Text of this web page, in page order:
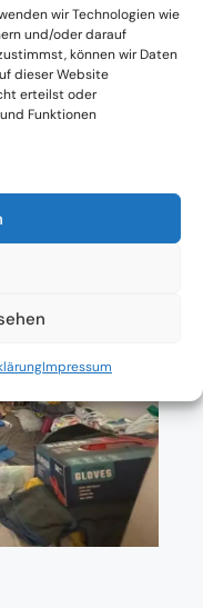
wir Technologien wie
und/oder darauf
können wir Daten
dieser Website
erteilst oder
Funktionen
Impressum
ohne